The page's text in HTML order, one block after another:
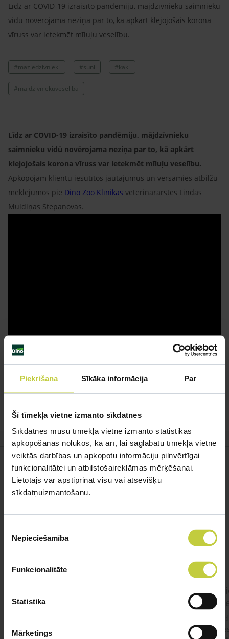
Piekrišana Sīkāka informācija Par
Šī tīmekļa vietne izmanto sīkdatnes
Sīkdatnes mūsu tīmekļa vietnē izmanto statistikas
apkopošanas nolūkos, kā arī, lai saglabātu tīmekļa vietnē
veiktās darbības un apkopotu informāciju pilnvērtīgai
funkcionalitātei un atbilstošaireklāmas mērķēšanai.
Lietotājs var apstiprināt visu vai atsevišķu
sīkdatņuizmantošanu.
izvēle
Nepieciešamība
Funkcionalitāte
Statistika
Mārketings
Līdz ar COVID-19 izraisīto pandēmiju, mājdzīvnieku saimnieku
vidū novērojama neziņa par to, kā apkārt klejojošais korona
vīruss var ietekmēt mīluļu veselību.
#maziedzivnieki #suni #kaki
#mājdzīvniekuveselība
Līdz ar COVID-19 izraisīto pandēmiju, mājdzīvnieku
saimnieku vidū novērojama neziņa par to, kā apkārt
klejojošais korona vīruss var ietekmēt mīluļu veselību.
Apkopojām klientu iesūtītos jautājumus un vērsāmies atbilžu
meklējumos pie Dino Zoo Klīnikas veterinārārstes Lindas
Muldiņas Stepanovas.
speciālistiem, zvanot pa tālr.67327923.
Līdzīgi jautājumi
Mūsu eksperti spēs atbildēt uz jebkuru Jūsu jautājumu
UZDOT JAUTĀJUMU
Amerikāņu Stadforšīras terjera
Labdien, Kurā audzētavā nopirkt tīršķirnes